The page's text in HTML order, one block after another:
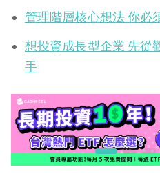
管理階層核心想法 你必
想投資成長型企業 先從
手